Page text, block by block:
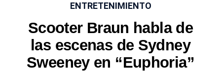
ENTRETENIMIENTO
Scooter Braun habla de
las escenas de Sydney
Sweeney en “Euphoria”